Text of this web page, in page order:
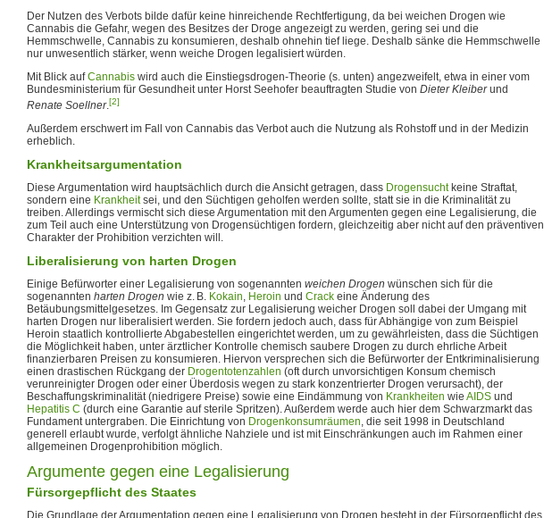
Der Nutzen des Verbots bilde dafür keine hinreichende Rechtfertigung, da bei weichen Drogen wie
Cannabis die Gefahr, wegen des Besitzes der Droge angezeigt zu werden, gering sei und die
Hemmschwelle, Cannabis zu konsumieren, deshalb ohnehin tief liege. Deshalb sänke die Hemmschwelle
nur unwesentlich stärker, wenn weiche Drogen legalisiert würden.
Mit Blick aufCannabis wird auch die Einstiegsdrogen-Theorie (s. unten) angezweifelt, etwa in einer vom
Bundesministerium für Gesundheit unter Horst Seehofer beauftragten Studie von Dieter Kleiberund
Renate Soellner.[2]
Außerdem erschwert im Fall von Cannabis das Verbot auch die Nutzung als Rohstoff und in der Medizin
erheblich.
Krankheitsargumentation
Diese Argumentation wird hauptsächlich durch die Ansicht getragen, dass Drogensuchtkeine Straftat,
sondern eine Krankheitsei, und den Süchtigen geholfen werden sollte, statt sie in die Kriminalität zu
treiben. Allerdings vermischt sich diese Argumentation mit den Argumenten gegen eine Legalisierung, die
zum Teil auch eine Unterstützung von Drogensüchtigen fordern, gleichzeitig aber nicht auf den präventiven
Charakter der Prohibition verzichten will.
Liberalisierung von harten Drogen
Einige Befürworter einer Legalisierung von sogenannten weichen Drogen wünschen sich für die
sogenannten harten Drogen wie z. B. Kokain, Heroin und Crack eine Änderung des
Betäubungsmittelgesetzes. Im Gegensatz zur Legalisierung weicher Drogen soll dabei der Umgang mit
harten Drogen nur liberalisiert werden. Sie fordern jedoch auch, dass für Abhängige von zum Beispiel
Heroin staatlich kontrollierte Abgabestellen eingerichtet werden, um zu gewährleisten, dass die Süchtigen
die Möglichkeit haben, unter ärztlicher Kontrolle chemisch saubere Drogen zu durch ehrliche Arbeit
finanzierbaren Preisen zu konsumieren. Hiervon versprechen sich die Befürworter der Entkriminalisierung
einen drastischen Rückgang der Drogentotenzahlen (oft durch unvorsichtigen Konsum chemisch
verunreinigter Drogen oder einer Überdosis wegen zu stark konzentrierter Drogen verursacht), der
Beschaffungskriminalität (niedrigere Preise) sowie eine Eindämmung von Krankheiten wie AIDS und
Hepatitis C (durch eine Garantie auf sterile Spritzen). Außerdem werde auch hier dem Schwarzmarkt das
Fundament untergraben. Die Einrichtung von Drogenkonsumräumen, die seit 1998 in Deutschland
generell erlaubt wurde, verfolgt ähnliche Nahziele und ist mit Einschränkungen auch im Rahmen einer
allgemeinen Drogenprohibition möglich.
Argumente gegen eine Legalisierung
Fürsorgepflicht des Staates
Die Grundlage der Argumentation gegen eine Legalisierung von Drogen besteht in der Fürsorgepflicht des